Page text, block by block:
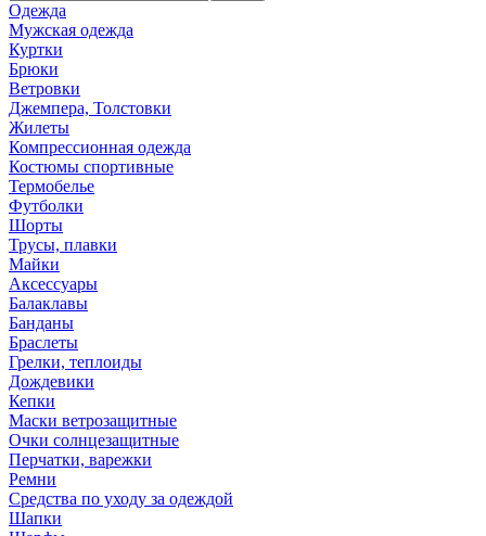
Одежда
Мужская одежда
Куртки
Брюки
Ветровки
Джемпера, Толстовки
Жилеты
Компрессионная одежда
Костюмы спортивные
Термобелье
Футболки
Шорты
Трусы, плавки
Майки
Аксессуары
Балаклавы
Банданы
Браслеты
Грелки, теплоиды
Дождевики
Кепки
Маски ветрозащитные
Очки солнцезащитные
Перчатки, варежки
Ремни
Средства по уходу за одеждой
Шапки